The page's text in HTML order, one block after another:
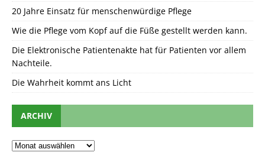
20 Jahre Einsatz für menschenwürdige Pflege
Wie die Pflege vom Kopf auf die Füße gestellt werden kann.
Die Elektronische Patientenakte hat für Patienten vor allem
Nachteile.
Die Wahrheit kommt ans Licht
ARCHIV